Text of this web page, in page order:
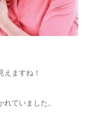
えますね！
ていました。